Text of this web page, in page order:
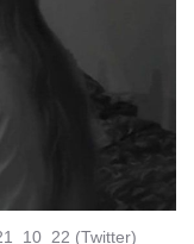
(Twitter)